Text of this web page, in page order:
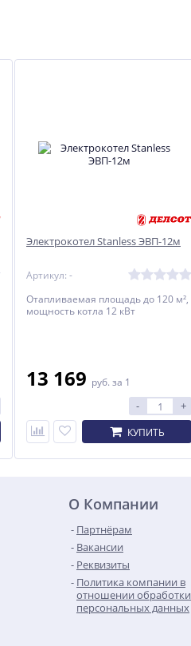
Электрокотел Stanless ЭВП-12м
Артикул: -
Отапливаемая площадь до 120 м²,
мощность котла 12 кВт
13 169 руб. за 1
- +
КУПИТЬ
О Компании
Партнёрам
Вакансии
Реквизиты
Политика компании в
отношении обработки
персональных данных